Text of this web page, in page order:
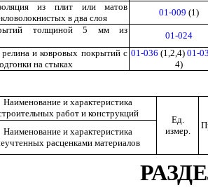
из плит или матов
в два слоя
01-009 (1)
толщиной 5 мм из
01-024
и ковровых покрытий с
на стыках
01-036 (1,2,4) 01-
4)
Наименование и характеристика
работ и конструкций
Ед.
измер.
Наименование и характеристика
расценками материалов